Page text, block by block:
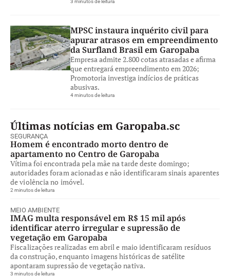
3 minutos de leitura
MPSC instaura inquérito civil para
apurar atrasos em empreendimento
da Surfland Brasil em Garopaba
Empresa admite 2.800 cotas atrasadas e afirma
que entregará empreendimento em 2026;
Promotoria investiga indícios de práticas
abusivas.
4 minutos de leitura
Últimas notícias em Garopaba.sc
SEGURANÇA
Homem é encontrado morto dentro de
apartamento no Centro de Garopaba
Vítima foi encontrada pela mãe na tarde deste domingo;
autoridades foram acionadas e não identificaram sinais aparentes
de violência no imóvel.
2 minutos de leitura
MEIO AMBIENTE
IMAG multa responsável em R$ 15 mil após
identificar aterro irregular e supressão de
vegetação em Garopaba
Fiscalizações realizadas em abril e maio identificaram resíduos
da construção, enquanto imagens históricas de satélite
apontaram supressão de vegetação nativa.
3 minutos de leitura